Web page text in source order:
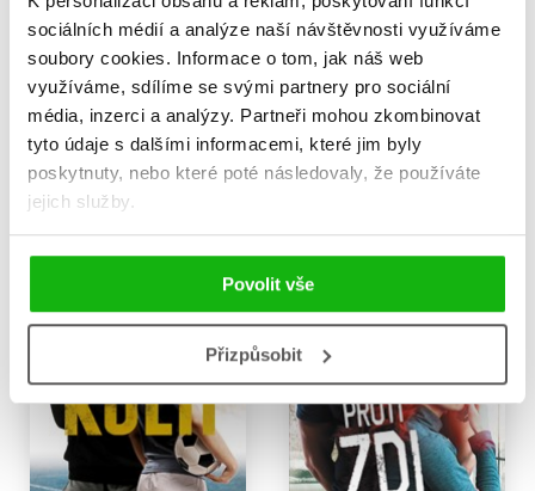
sociálních médií a analýze naší návštěvnosti využíváme
soubory cookies. Informace o tom, jak náš web
využíváme, sdílíme se svými partnery pro sociální
média, inzerci a analýzy. Partneři mohou zkombinovat
tyto údaje s dalšími informacemi, které jim byly
poskytnuty, nebo které poté následovaly, že používáte
jejich služby.
Povolit vše
Přizpůsobit
Rytmus, já & Malychin
Mariana Zapata
295 Kč
Do košíku
Drahý Aarone
Mariana Zapata
359 Kč
Do košíku